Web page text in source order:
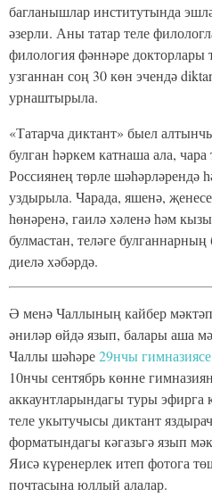
багланышлар институтында
әзерли. Аны татар теле
филология фәннәре докторлары
узганнан соң 30 көн эчендә
урнаштырыла.
«Татарча диктант» быел
булган һәркем катнаша ала,
Россиянең төрле шәһәрләрендә
уздырыла. Чарада, яшенә,
һөнәренә, гаилә хәленә һәм
булмастан, теләге
диелә хәбәрдә.
Ә менә Чаллының кайбер
әниләр өйдә язып, балары аша
Чаллы шәһәре29нчы гимназиясе
10нчы сентябрь көнне
аккаунтларындагы туры эфирга
теле укытучысы диктант
форматындагы кәгазьгә язып
Яисә күренерлек итеп фотога
почтасына юллый алалар.